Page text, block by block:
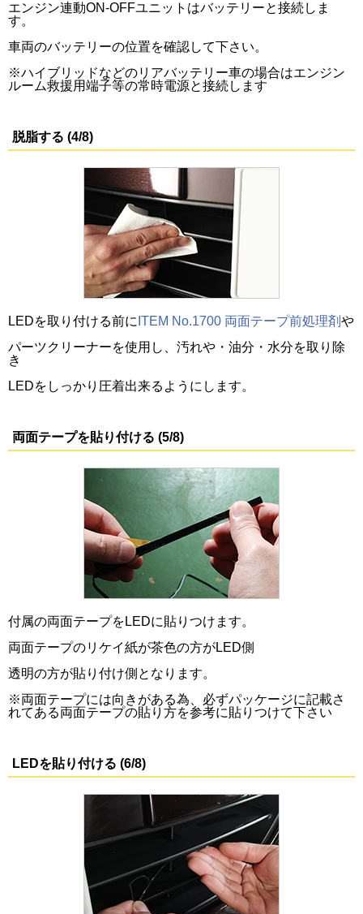
エンジン連動ON-OFFユニットはバッテリーと接続しま
す。
車両のバッテリーの位置を確認して下さい。
※ハイブリッドなどのリアバッテリー車の場合はエンジン
ルーム救援用端子等の常時電源と接続します
脱脂する (4/8)
LEDを取り付ける前に ITEM No.1700 両面テープ前処理剤や
パーツクリーナーを使用し、汚れや・油分・水分を取り除
き
LEDをしっかり圧着出来るようにします。
両面テープを貼り付ける (5/8)
付属の両面テープをLEDに貼りつけます。
両面テープのリケイ紙が茶色の方がLED側
透明の方が貼り付け側となります。
※両面テープには向きがある為、必ずパッケージに記載さ
れてある両面テープの貼り方を参考に貼りつけて下さい
LEDを貼り付ける (6/8)